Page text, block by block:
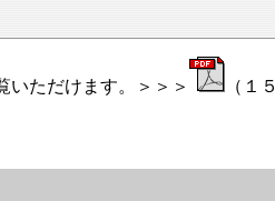
いただけます。＞＞＞ （１